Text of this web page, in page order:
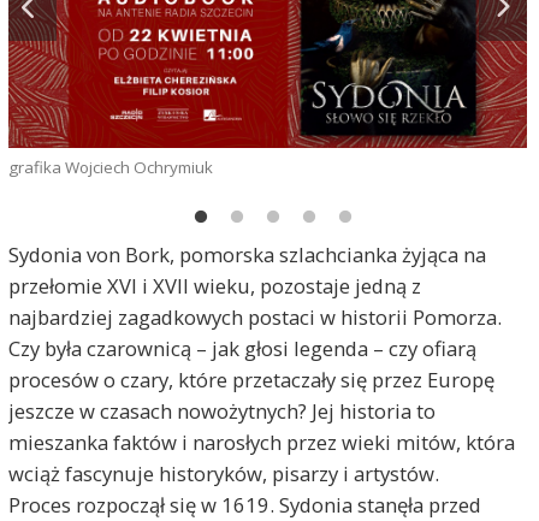
grafika Wojciech Ochrymiuk
Sydonia von Bork, pomorska szlachcianka żyjąca na
przełomie XVI i XVII wieku, pozostaje jedną z
najbardziej zagadkowych postaci w historii Pomorza.
Czy była czarownicą – jak głosi legenda – czy ofiarą
procesów o czary, które przetaczały się przez Europę
jeszcze w czasach nowożytnych? Jej historia to
mieszanka faktów i narosłych przez wieki mitów, która
wciąż fascynuje historyków, pisarzy i artystów.
Proces rozpoczął się w 1619. Sydonia stanęła przed